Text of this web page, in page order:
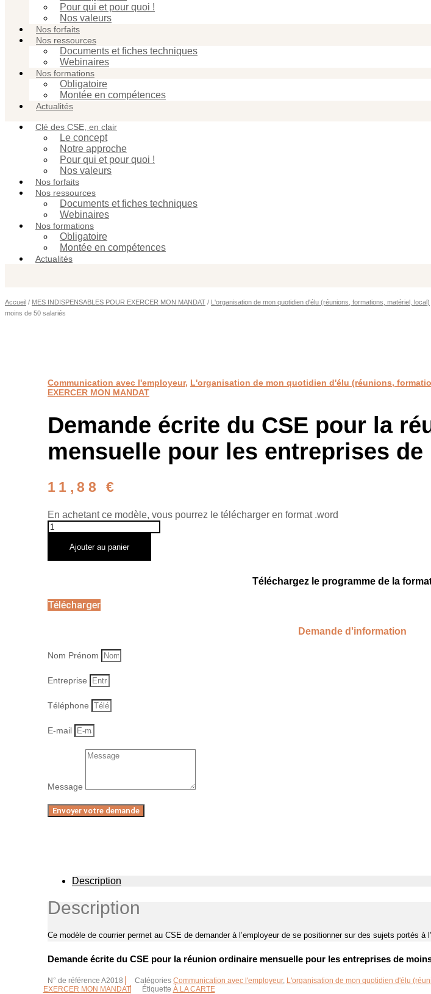
Pour qui et pour quoi !
Nos valeurs
Nos forfaits
Nos ressources
Documents et fiches techniques
Webinaires
Nos formations
Obligatoire
Montée en compétences
Actualités
Clé des CSE, en clair
Le concept
Notre approche
Pour qui et pour quoi !
Nos valeurs
Nos forfaits
Nos ressources
Documents et fiches techniques
Webinaires
Nos formations
Obligatoire
Montée en compétences
Actualités
Accueil / MES INDISPENSABLES POUR EXERCER MON MANDAT / L'organisation de mon quotidien d'élu (réunions, formations, matériel, local)
moins de 50 salariés
Communication avec l'employeur, L'organisation de mon quotidien d'élu (réunions,
EXERCER MON MANDAT
Demande écrite du CSE pour la
mensuelle pour les entreprises
11,88€
En achetant ce modèle, vous pourrez le télécharger en format .word
quantité
Demande
la
réunion
les
de
de
50
salariés
Ajouter au panier
Téléchargez le programme de la
Télécharger
Demande d'information
Nom Prénom
Entreprise
Téléphone
E-mail
Message
Envoyer votre demande
Description
Description
Ce modèle de courrier permet au CSE de demander à l’employeur de se positionner sur des sujets portés à
Demande écrite du CSE pour la réunion ordinaire mensuelle pour les entreprises de
N° de référence A2018 Catégories Communication avec l'employeur, L'organisation de mon quotidien d'élu
EXERCER MON MANDAT
Étiquette À LA CARTE